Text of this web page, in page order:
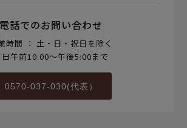
電話でのお問い合わせ
時間 ： 土・日・祝日を除く
午前10:00～午後5:00まで
0570-037-030(代表）